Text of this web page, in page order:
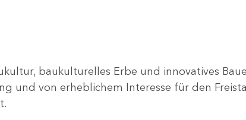
baukulturelles Erbe und innovatives
und von erheblichem Interesse für den